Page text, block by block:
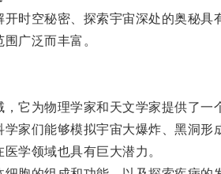
空秘密、探索宇宙深处的奥秘具
广泛而丰富。
为物理学家和天文学家提供了一
们能够模拟宇宙大爆炸、黑洞形
学领域也具有巨大潜力。